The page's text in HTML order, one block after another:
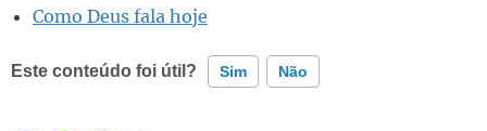
Como Deus fala hoje
Este conteúdo foi útil? Sim Não